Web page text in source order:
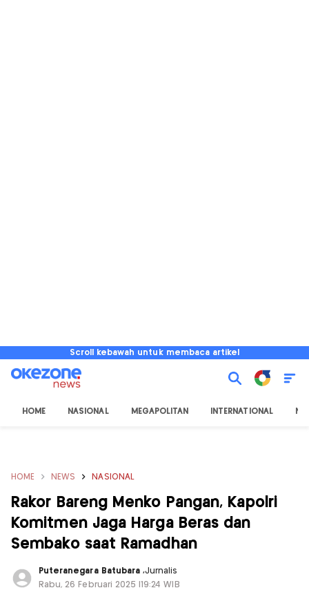
Scroll kebawah untuk membaca artikel
HOME NASIONAL MEGAPOLITAN INTERNATIONAL
HOME NEWS NASIONAL
Rakor Bareng Menko Pangan, Kapolri
Komitmen Jaga Harga Beras dan
Sembako saat Ramadhan
Puteranegara Batubara,Jurnalis
Rabu, 26 Februari 2025 |19:24 WIB